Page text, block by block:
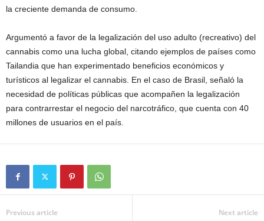
la creciente demanda de consumo.
Argumentó a favor de la legalización del uso adulto (recreativo) del
cannabis como una lucha global, citando ejemplos de países como
Tailandia que han experimentado beneficios económicos y
turísticos al legalizar el cannabis. En el caso de Brasil, señaló la
necesidad de políticas públicas que acompañen la legalización
para contrarrestar el negocio del narcotráfico, que cuenta con 40
millones de usuarios en el país.
Previous article Next article